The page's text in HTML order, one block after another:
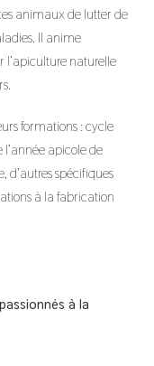
animaux de lutter de
Il anime
l’apiculture naturelle
formations : cycle
apicole de
d’autres spécifiques
à la fabrication
à la